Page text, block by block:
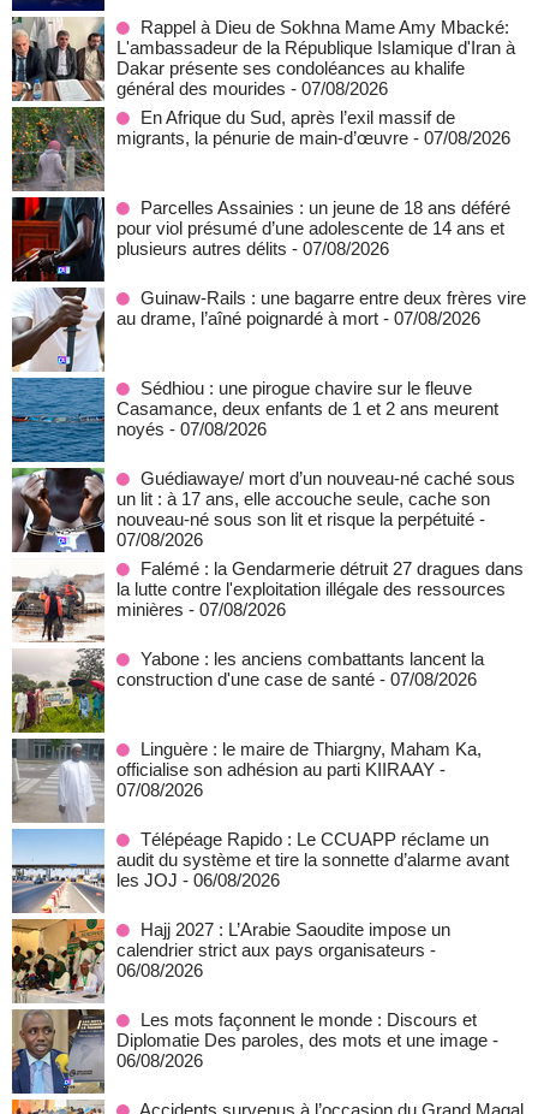
Rappel à Dieu de Sokhna Mame Amy Mbacké:
L'ambassadeur de la République Islamique d'Iran à
Dakar présente ses condoléances au khalife
général des mourides - 07/08/2026
En Afrique du Sud, après l’exil massif de
migrants, la pénurie de main-d’œuvre - 07/08/2026
Parcelles Assainies : un jeune de 18 ans déféré
pour viol présumé d’une adolescente de 14 ans et
plusieurs autres délits - 07/08/2026
Guinaw-Rails : une bagarre entre deux frères vire
au drame, l’aîné poignardé à mort - 07/08/2026
Sédhiou : une pirogue chavire sur le fleuve
Casamance, deux enfants de 1 et 2 ans meurent
noyés - 07/08/2026
Guédiawaye/ mort d’un nouveau-né caché sous
un lit : à 17 ans, elle accouche seule, cache son
nouveau-né sous son lit et risque la perpétuité -
07/08/2026
Falémé : la Gendarmerie détruit 27 dragues dans
la lutte contre l'exploitation illégale des ressources
minières - 07/08/2026
Yabone : les anciens combattants lancent la
construction d'une case de santé - 07/08/2026
Linguère : le maire de Thiargny, Maham Ka,
officialise son adhésion au parti KIIRAAY -
07/08/2026
Télépéage Rapido : Le CCUAPP réclame un
audit du système et tire la sonnette d’alarme avant
les JOJ - 06/08/2026
Hajj 2027 : L’Arabie Saoudite impose un
calendrier strict aux pays organisateurs -
06/08/2026
Les mots façonnent le monde : Discours et
Diplomatie Des paroles, des mots et une image -
06/08/2026
Accidents survenus à l’occasion du Grand Magal